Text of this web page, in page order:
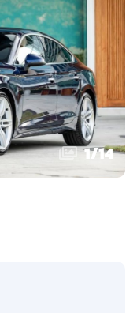
1/14